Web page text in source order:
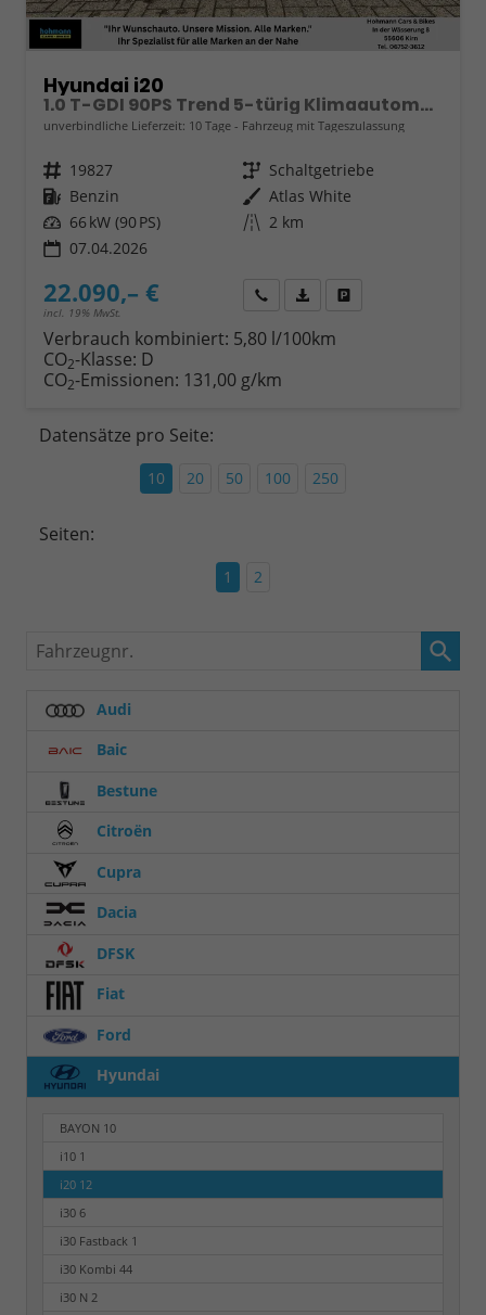
Hyundai i20
1.0 T-GDI 90PS Trend 5-türig Klimaautomatik Sitzheizung Lenkradheizung Rückf.Kamera PDC Apple CarPlay Android Auto Tempomat Touchscreen 16"LM
unverbindliche Lieferzeit: 10 Tage Fahrzeug mit Tageszulassung
Fahrzeugnr. 19827 Getriebe Schaltgetriebe
Kraftstoff Benzin Außenfarbe Atlas White
Leistung 66 kW (90 PS) Kilometerstand 2 km
07.04.2026
22.090,– €
incl. 19% MwSt.
Wir rufen Sie anFahrzeugexposé (PDF)
Verbrauch kombiniert: 5,80 l/100km
CO2-Klasse: D
CO2-Emissionen: 131,00 g/km
Datensätze pro Seite:
10 20 50 100 250
Seiten:
1 2
Fahrzeugnr.
Audi
Baic
Bestune
Citroën
Cupra
Dacia
DFSK
Fiat
Ford
Hyundai
BAYON 10
i10 1
i20 12
i30 6
i30 Fastback 1
i30 Kombi 44
i30 N 2